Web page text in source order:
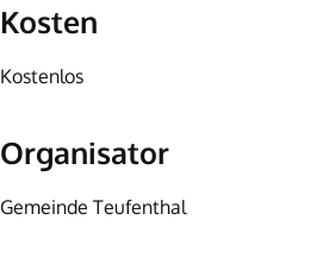
Kosten
Kostenlos
Organisator
Gemeinde Teufenthal